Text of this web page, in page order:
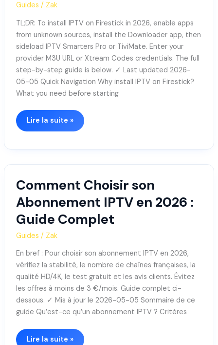
Guides / Zak
TL;DR: To install IPTV on Firestick in 2026, enable apps
from unknown sources, install the Downloader app, then
sideload IPTV Smarters Pro or TiviMate. Enter your
provider M3U URL or Xtream Codes credentials. The full
step-by-step guide is below. ✓ Last updated 2026-
05-05 Quick Navigation Why install IPTV on Firestick?
What you need before starting
Firestick
in
2026:
Complete
Step-
by-
Step
Guide
Lire la suite »
Comment Choisir son
Abonnement IPTV en 2026 :
Guide Complet
Guides / Zak
En bref : Pour choisir son abonnement IPTV en 2026,
vérifiez la stabilité, le nombre de chaînes françaises, la
qualité HD/4K, le test gratuit et les avis clients. Évitez
les offres à moins de 3 €/mois. Guide complet ci-
dessous. ✓ Mis à jour le 2026-05-05 Sommaire de ce
guide Qu’est-ce qu’un abonnement IPTV ? Critères
Comment
son
Abonnement
en
2026
:
Guide
Complet
Lire la suite »